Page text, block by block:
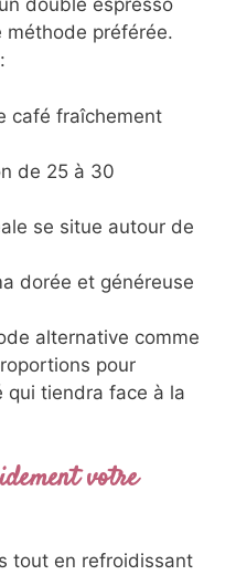
double espresso
méthode préférée.
café fraîchement
de 25 à 30
se situe autour de
dorée et généreuse
alternative comme
pour
qui tiendra face à la
votre
tout en refroidissant